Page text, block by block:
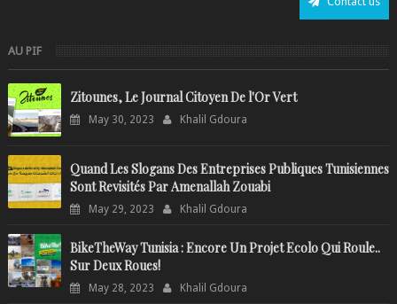
AU PIF
Zitounes, Le Journal Citoyen De l'Or Vert
May 30, 2023 Khalil Gdoura
Quand Les Slogans Des Entreprises Publiques Tunisiennes
Sont Revisités Par Amenallah Zouabi
May 29, 2023 Khalil Gdoura
BikeTheWay Tunisia : Encore Un Projet Ecolo Qui Roule..
Sur Deux Roues!
May 28, 2023 Khalil Gdoura